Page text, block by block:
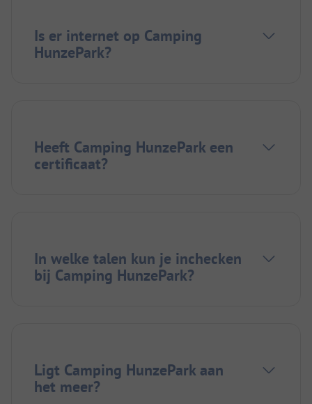
Is er internet op Camping
HunzePark?
Heeft Camping HunzePark een
certificaat?
In welke talen kun je inchecken
bij Camping HunzePark?
Ligt Camping HunzePark aan
het meer?